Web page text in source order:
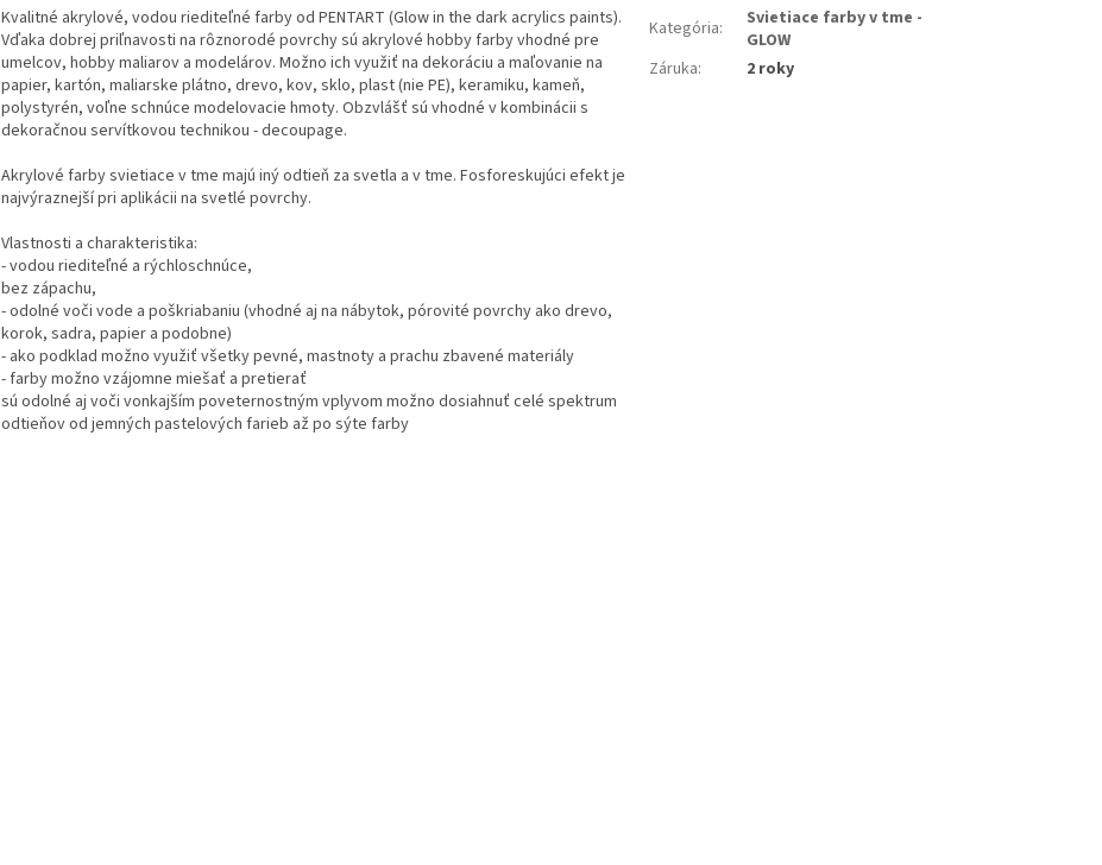
Kvalitné akrylové, vodou riediteľné farby od PENTART (Glow in the dark acrylics paints).
Vďaka dobrej priľnavosti na rôznorodé povrchy sú akrylové hobby farby vhodné pre
umelcov, hobby maliarov a modelárov. Možno ich využiť na dekoráciu a maľovanie na
papier, kartón, maliarske plátno, drevo, kov, sklo, plast (nie PE), keramiku, kameň,
polystyrén, voľne schnúce modelovacie hmoty. Obzvlášť sú vhodné v kombinácii s
dekoračnou servítkovou technikou - decoupage.
Akrylové farby svietiace v tme majú iný odtieň za svetla a v tme. Fosforeskujúci efekt je
najvýraznejší pri aplikácii na svetlé povrchy.
Vlastnosti a charakteristika:
- vodou riediteľné a rýchloschnúce,
bez zápachu,
- odolné voči vode a poškriabaniu (vhodné aj na nábytok, pórovité povrchy ako drevo,
korok, sadra, papier a podobne)
- ako podklad možno využiť všetky pevné, mastnoty a prachu zbavené materiály
- farby možno vzájomne miešať a pretierať
sú odolné aj voči vonkajším poveternostným vplyvom možno dosiahnuť celé spektrum
odtieňov od jemných pastelových farieb až po sýte farby
Kategória:
Svietiace farby v tme -
GLOW
Záruka: 2 roky